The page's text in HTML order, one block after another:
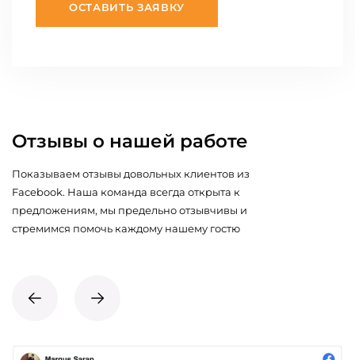
ОСТАВИТЬ ЗАЯВКУ
Отзывы о нашей работе
Показываем отзывы довольных клиентов из
Facebook. Наша команда всегда открыта к
предложениям, мы предельно отзывчивы и
стремимся помочь каждому нашему гостю